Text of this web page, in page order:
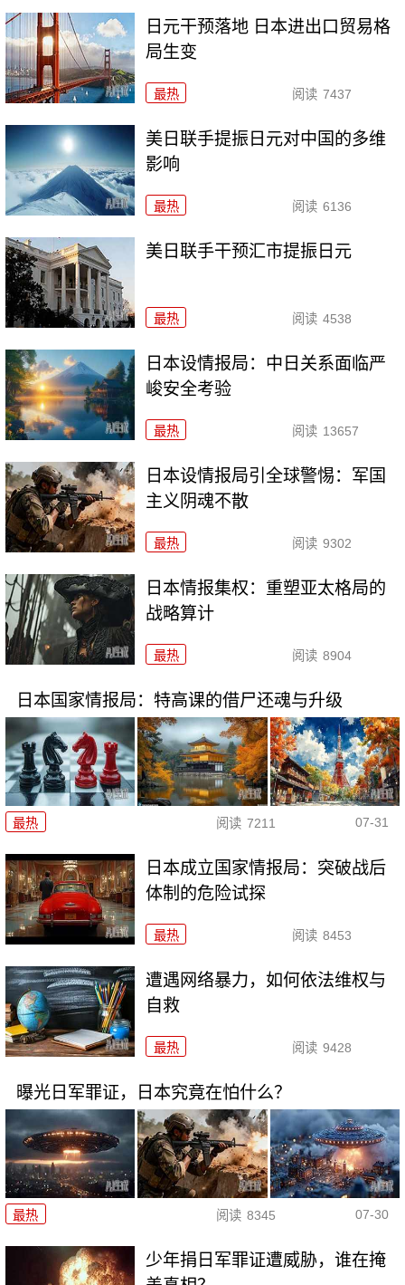
日元干预落地 日本进出口贸易格
局生变
最热 阅读 7437
美日联手提振日元对中国的多维
影响
最热 阅读 6136
美日联手干预汇市提振日元
最热 阅读 4538
日本设情报局：中日关系面临严
峻安全考验
最热 阅读 13657
日本设情报局引全球警惕：军国
主义阴魂不散
最热 阅读 9302
日本情报集权：重塑亚太格局的
战略算计
最热 阅读 8904
日本国家情报局：特高课的借尸还魂与升级
最热 阅读 7211 07-31
日本成立国家情报局：突破战后
体制的危险试探
最热 阅读 8453
遭遇网络暴力，如何依法维权与
自救
最热 阅读 9428
曝光日军罪证，日本究竟在怕什么？
最热 阅读 8345 07-30
少年捐日军罪证遭威胁，谁在掩